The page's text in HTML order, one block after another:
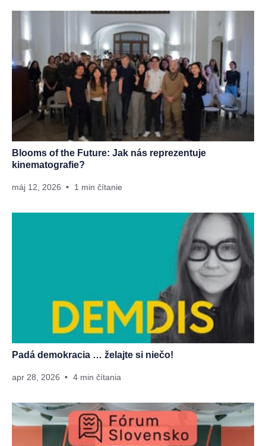
Blooms of the Future: Jak nás reprezentuje
kinematografie?
máj 12, 2026 1 min čítanie
Padá demokracia … želajte si niečo!
apr 28, 2026 4 min čítania